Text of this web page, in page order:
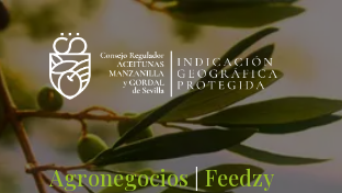
Agronegocios|Feedzy